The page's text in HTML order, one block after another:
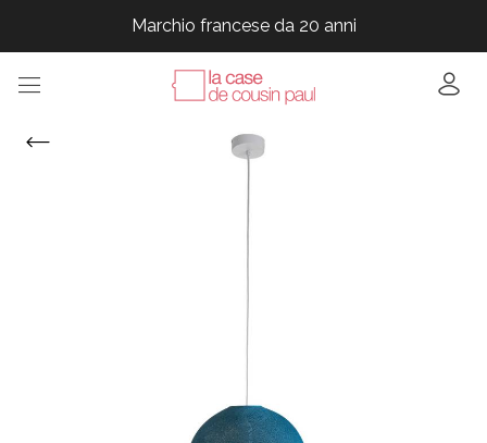
Marchio francese da 20 anni
Marchio francese da 20 anni
Marchio francese da 20 anni